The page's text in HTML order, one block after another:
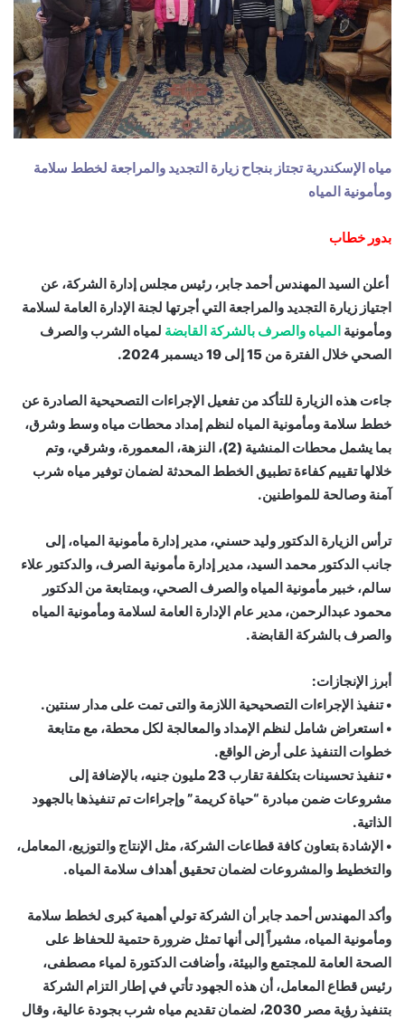
مياه الإسكندرية تجتاز بنجاح زيارة التجديد والمراجعة لخطط سلامة
ومأمونية المياه
بدور خطاب
أعلن السيد المهندس أحمد جابر، رئيس مجلس إدارة الشركة، عن
اجتياز زيارة التجديد والمراجعة التي أجرتها لجنة الإدارة العامة لسلامة
ومأمونية المياه والصرف بالشركة القابضة لمياه الشرب والصرف
الصحي خلال الفترة من 15 إلى 19 ديسمبر 2024.
جاءت هذه الزيارة للتأكد من تفعيل الإجراءات التصحيحية الصادرة عن
خطط سلامة ومأمونية المياه لنظم إمداد محطات مياه وسط وشرق،
بما يشمل محطات المنشية (2)، النزهة، المعمورة، وشرقي، وتم
خلالها تقييم كفاءة تطبيق الخطط المحدثة لضمان توفير مياه شرب
آمنة وصالحة للمواطنين.
ترأس الزيارة الدكتور وليد حسني، مدير إدارة مأمونية المياه، إلى
جانب الدكتور محمد السيد، مدير إدارة مأمونية الصرف، والدكتور علاء
سالم، خبير مأمونية المياه والصرف الصحي، وبمتابعة من الدكتور
محمود عبدالرحمن، مدير عام الإدارة العامة لسلامة ومأمونية المياه
والصرف بالشركة القابضة.
أبرز الإنجازات:
• تنفيذ الإجراءات التصحيحية اللازمة والتى تمت على مدار سنتين.
• استعراض شامل لنظم الإمداد والمعالجة لكل محطة، مع متابعة
خطوات التنفيذ على أرض الواقع.
• تنفيذ تحسينات بتكلفة تقارب 23 مليون جنيه، بالإضافة إلى
مشروعات ضمن مبادرة “حياة كريمة” وإجراءات تم تنفيذها بالجهود
الذاتية.
• الإشادة بتعاون كافة قطاعات الشركة، مثل الإنتاج والتوزيع، المعامل،
والتخطيط والمشروعات لضمان تحقيق أهداف سلامة المياه.
وأكد المهندس أحمد جابر أن الشركة تولي أهمية كبرى لخطط سلامة
ومأمونية المياه، مشيراً إلى أنها تمثل ضرورة حتمية للحفاظ على
الصحة العامة للمجتمع والبيئة، وأضافت الدكتورة لمياء مصطفى،
رئيس قطاع المعامل، أن هذه الجهود تأتي في إطار التزام الشركة
بتنفيذ رؤية مصر 2030، لضمان تقديم مياه شرب بجودة عالية، ‏وقال